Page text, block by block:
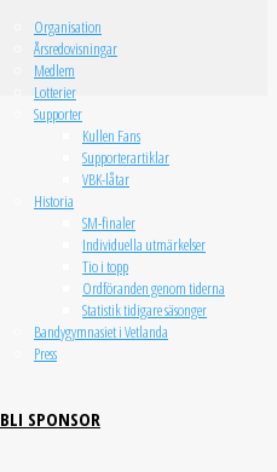
Organisation
Årsredovisningar
Medlem
Lotterier
Supporter
Kullen Fans
Supporterartiklar
VBK-låtar
Historia
SM-finaler
Individuella utmärkelser
Tio i topp
Ordföranden genom tiderna
Statistik tidigare säsonger
Bandygymnasiet i Vetlanda
Press
BLI SPONSOR